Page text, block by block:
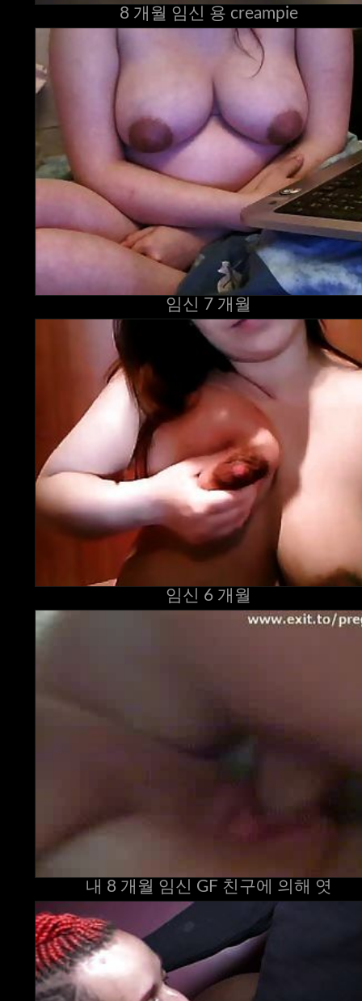
8 개월 임신 용 creampie
임신 7 개월
임신 6 개월
내 8 개월 임신 GF 친구에 의해 엿